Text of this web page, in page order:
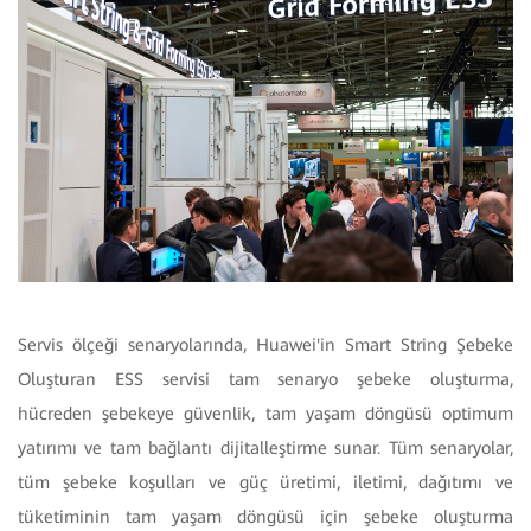
Servis ölçeği senaryolarında, Huawei'in Smart String Şebeke
Oluşturan ESS servisi tam senaryo şebeke oluşturma,
hücreden şebekeye güvenlik, tam yaşam döngüsü optimum
yatırımı ve tam bağlantı dijitalleştirme sunar. Tüm senaryolar,
tüm şebeke koşulları ve güç üretimi, iletimi, dağıtımı ve
tüketiminin tam yaşam döngüsü için şebeke oluşturma